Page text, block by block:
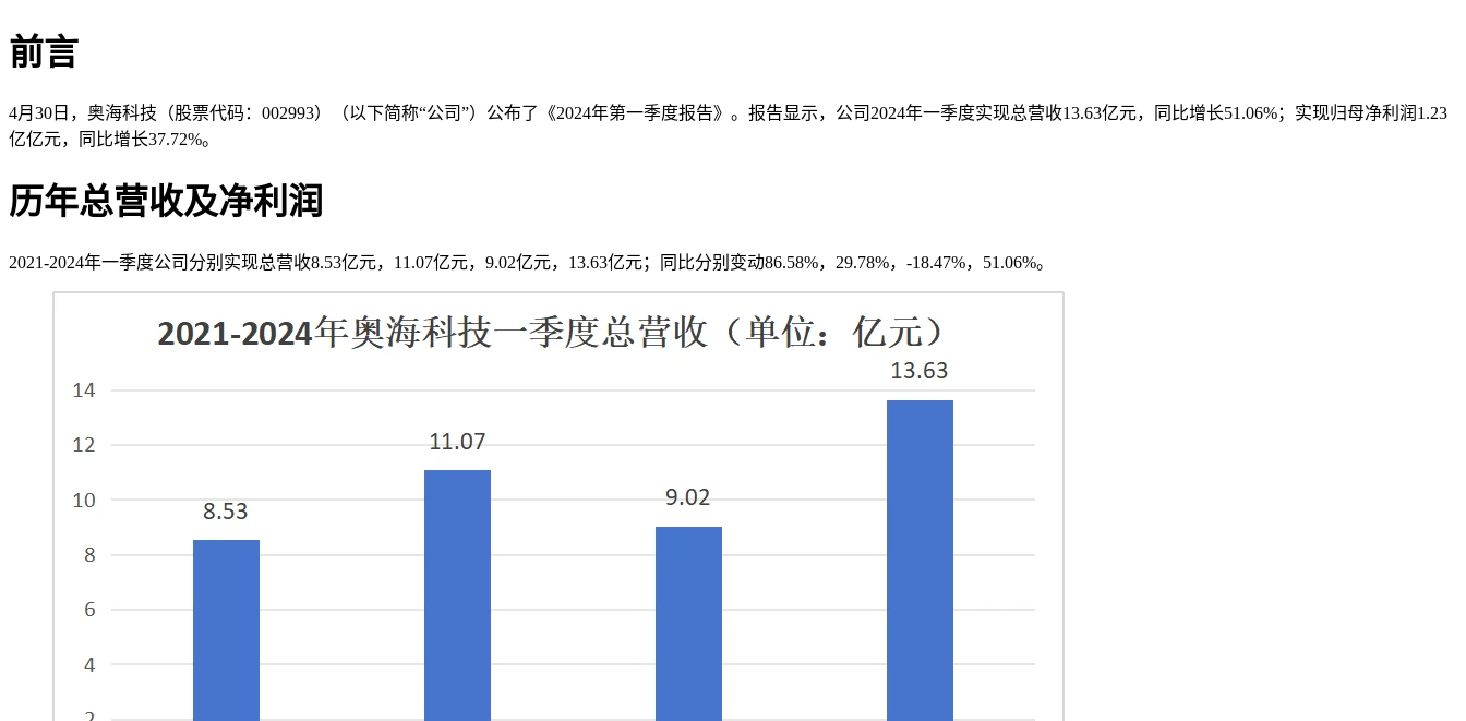
前言
4月30日，奥海科技（股票代码：002993）（以下简称“公司”）公布了《2024年第一季度报告》。报告显示，公司2024年一季度实现总营收13.63亿元，同比增长51.06%；实现归母净利润1.23
亿亿元，同比增长37.72%。
历年总营收及净利润
2021-2024年一季度公司分别实现总营收8.53亿元，11.07亿元，9.02亿元，13.63亿元；同比分别变动86.58%，29.78%，-18.47%，51.06%。